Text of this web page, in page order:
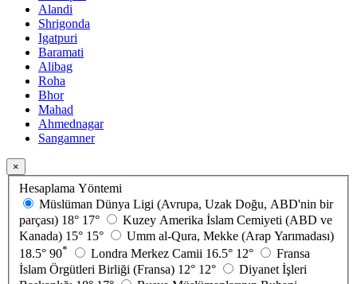
Alandi
Shrigonda
Igatpuri
Baramati
Alibag
Roha
Bhor
Mahad
Ahmednagar
Sangamner
×
Hesaplama Yöntemi
Müslüman Dünya Ligi (Avrupa, Uzak Doğu, ABD'nin bir
parçası) 18° 17°
Kuzey Amerika İslam Cemiyeti (ABD ve
Kanada) 15° 15°
Umm al-Qura, Mekke (Arap Yarımadası)
18.5° 90* Londra Merkez Camii 16.5° 12°
Fransa
İslam Örgütleri Birliği (Fransa) 12° 12°
Diyanet İşleri